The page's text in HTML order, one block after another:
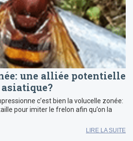
une alliée potentielle
c’est bien la volucelle zonée:
pour imiter le frelon afin qu’on la
LIRE LA SUITE